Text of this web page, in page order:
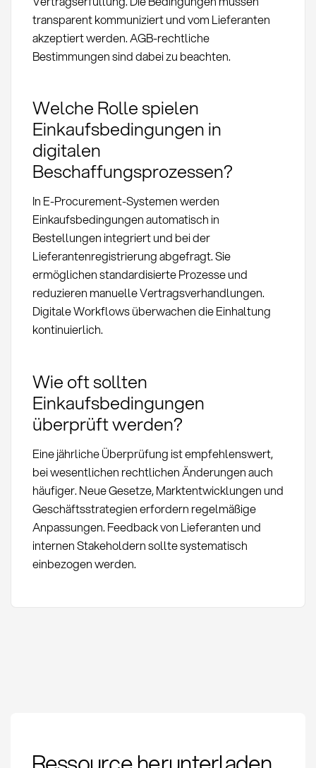
transparent kommuniziert und vom Lieferanten
akzeptiert werden. AGB-rechtliche
Bestimmungen sind dabei zu beachten.
Welche Rolle spielen
Einkaufsbedingungen in
digitalen
Beschaffungsprozessen?
In E-Procurement-Systemen werden
Einkaufsbedingungen automatisch in
Bestellungen integriert und bei der
Lieferantenregistrierung abgefragt. Sie
ermöglichen standardisierte Prozesse und
reduzieren manuelle Vertragsverhandlungen.
Digitale Workflows überwachen die Einhaltung
kontinuierlich.
Wie oft sollten
Einkaufsbedingungen
überprüft werden?
Eine jährliche Überprüfung ist empfehlenswert,
bei wesentlichen rechtlichen Änderungen auch
häufiger. Neue Gesetze, Marktentwicklungen und
Geschäftsstrategien erfordern regelmäßige
Anpassungen. Feedback von Lieferanten und
internen Stakeholdern sollte systematisch
einbezogen werden.
Definition,